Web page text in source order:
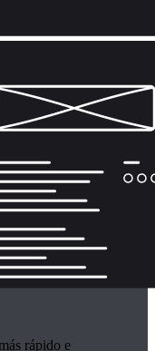
rápido e